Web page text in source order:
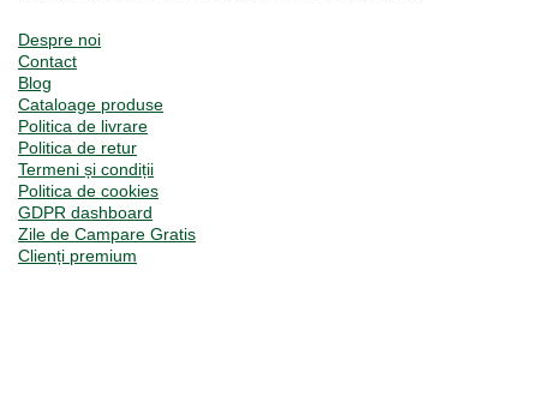
Despre noi
Contact
Blog
Cataloage produse
Politica de livrare
Politica de retur
Termeni și condiții
Politica de cookies
GDPR dashboard
Zile de Campare Gratis
Clienți premium